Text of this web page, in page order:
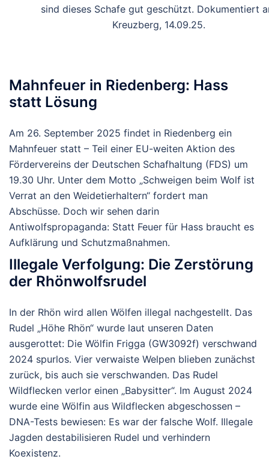
sind dieses Schafe gut geschützt. Dokumentiert
Kreuzberg, 14.09.25.
Mahnfeuer in Riedenberg: Hass
statt Lösung
Am 26. September 2025 findet in Riedenberg ein
Mahnfeuer statt – Teil einer EU-weiten Aktion des
Fördervereins der Deutschen Schafhaltung (FDS) um
19.30 Uhr. Unter dem Motto „Schweigen beim Wolf ist
Verrat an den Weidetierhaltern“ fordert man
Abschüsse. Doch wir sehen darin
Antiwolfspropaganda: Statt Feuer für Hass braucht es
Aufklärung und Schutzmaßnahmen.
Illegale Verfolgung: Die Zerstörung
der Rhönwolfsrudel
In der Rhön wird allen Wölfen illegal nachgestellt. Das
Rudel „Höhe Rhön“ wurde laut unseren Daten
ausgerottet: Die Wölfin Frigga (GW3092f) verschwand
2024 spurlos. Vier verwaiste Welpen blieben zunächst
zurück, bis auch sie verschwanden. Das Rudel
Wildflecken verlor einen „Babysitter“. Im August 2024
wurde eine Wölfin aus Wildflecken abgeschossen –
DNA-Tests bewiesen: Es war der falsche Wolf. Illegale
Jagden destabilisieren Rudel und verhindern
Koexistenz.